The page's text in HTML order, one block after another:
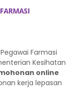
Farmasi
Kesihatan
online
kerja lepasan